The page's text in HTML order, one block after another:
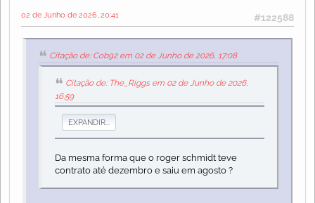
#122588
02 de Junho de 2026, 20:41
Citação de: Cob92 em 02 de Junho de 2026, 17:08
Citação de: The_Riggs em 02 de Junho de 2026,
16:59
EXPANDIR...
Da mesma forma que o roger schmidt teve
contrato até dezembro e saiu em agosto ?